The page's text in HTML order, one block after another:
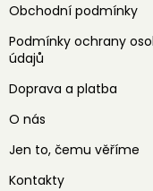
Obchodní podmínky
Podmínky ochrany
údajů
Doprava a platba
O nás
Jen to, čemu věříme
Kontakty